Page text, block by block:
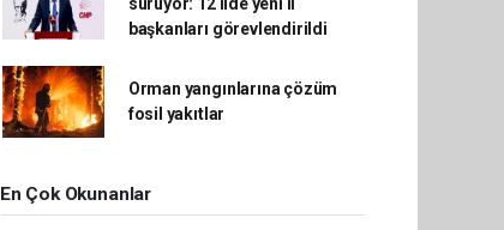
başkanları görevlendirildi
Orman yangınlarına çözüm
fosil yakıtlar
En Çok Okunanlar